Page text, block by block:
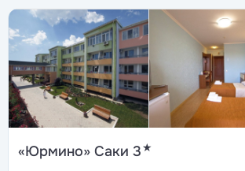
«Юрмино» Саки 3★